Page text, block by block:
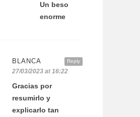
Un beso
enorme
Reply
BLANCA
27/03/2023 at 16:22
Gracias por
resumirlo y
explicarlo tan